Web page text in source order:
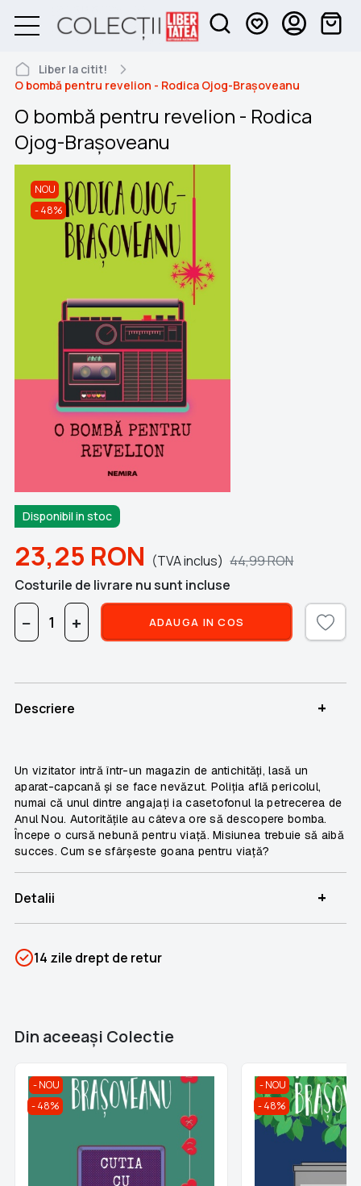
Liber la citit!
O bombă pentru revelion - Rodica Ojog-Brașoveanu
O bombă pentru revelion - Rodica
Ojog-Brașoveanu
NOU
48%
Disponibil in stoc
23,25 RON (TVA inclus) 44,99RON
Costurile de livrare nu sunt incluse
− + ADAUGA IN COS
Descriere +
Un vizitator intră într-un magazin de antichități, lasă un
aparat-capcană și se face nevăzut. Poliția află pericolul,
numai că unul dintre angajați ia casetofonul la petrecerea de
Anul Nou. Autoritățile au câteva ore să descopere bomba.
Începe o cursă nebună pentru viață. Misiunea trebuie să aibă
succes. Cum se sfârșeste goana pentru viață?
Detalii +
Categorii
Liber la citit!
14 zile drept de retur
Din aceeaşi Colectie
NOU
48%
NOU
48%